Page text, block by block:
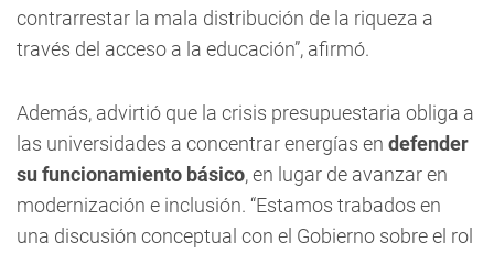
contrarrestar la mala distribución de la riqueza a
través del acceso a la educación”, afirmó.
Además, advirtió que la crisis presupuestaria obliga a
las universidades a concentrar energías en defender
su funcionamiento básico, en lugar de avanzar en
modernización e inclusión. “Estamos trabados en
una discusión conceptual con el Gobierno sobre el rol